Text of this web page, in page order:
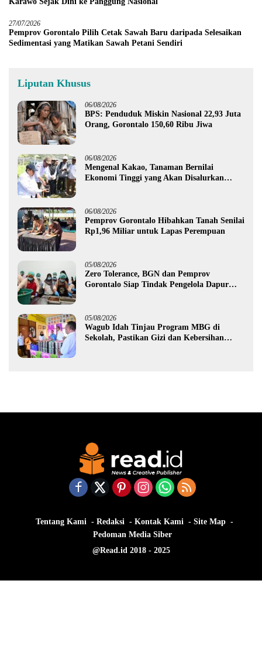
27/07/2026
Pemprov Gorontalo Pilih Cetak Sawah Baru daripada Selesaikan
Sedimentasi yang Matikan Sawah Petani Sendiri
Liputan Khusus
06/08/2026
BPS: Penduduk Miskin Nasional 22,93 Juta
Orang, Gorontalo 150,60 Ribu Jiwa
06/08/2026
Mengenal Kakao, Tanaman Bernilai
Ekonomi Tinggi yang Akan Disalurkan
06/08/2026
Pemprov Gorontalo Hibahkan Tanah Senilai
Rp1,96 Miliar untuk Lapas Perempuan
05/08/2026
Zero Tolerance, BGN dan Pemprov
Gorontalo Siap Tindak Pengelola Dapur
05/08/2026
Wagub Idah Tinjau Program MBG di
Sekolah, Pastikan Gizi dan Kebersihan
Tentang Kami Redaksi Kontak Kami
Site Map
Pedoman Media Siber
@Read.id 2018 - 2025